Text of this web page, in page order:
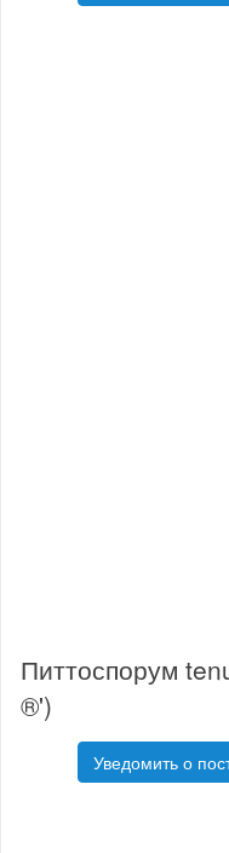
Питтоспорум
®')
Уведомить о